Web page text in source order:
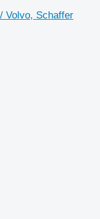
Volvo, Schaffer